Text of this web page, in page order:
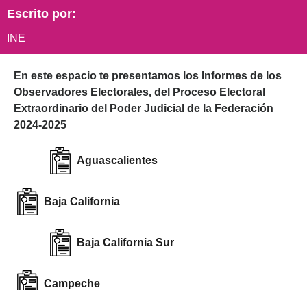
Escrito por:
INE
En este espacio te presentamos los Informes de los
Observadores Electorales, del Proceso Electoral
Extraordinario del Poder Judicial de la Federación
2024-2025
Aguascalientes
Baja California
Baja California Sur
Campeche